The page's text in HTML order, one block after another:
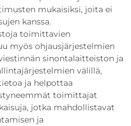
mukaisiksi, joita ei
kanssa.
toimittavien
myös ohjausjärjestelmien
sinontalaitteiston ja
välillä,
ja helpottaa
toimittajat
jotka mahdollistavat
ja